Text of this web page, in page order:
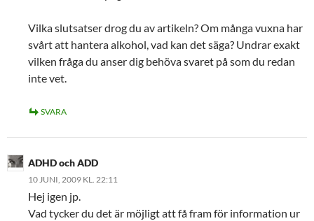
Vilka slutsatser drog du av artikeln? Om många vuxna har
svårt att hantera alkohol, vad kan det säga? Undrar exakt
vilken fråga du anser dig behöva svaret på som du redan
inte vet.
SVARA
ADHD och ADD
10 JUNI, 2009 KL. 22:11
Hej igen jp.
Vad tycker du det är möjligt att få fram för information ur